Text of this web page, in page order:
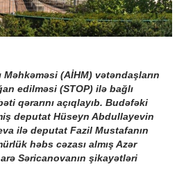
(AİHM) vətəndaşların
edilməsi (STOP) ilə bağlı
qərarını açıqlayıb. Budəfəki
deputat Hüseyn Abdullayevin
ilə deputat Fazil Mustafanın
həbs cəzası almış Azər
Səricanovanın şikayətləri